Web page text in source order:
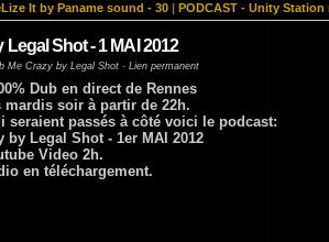
It by Paname sound - 30 | PODCAST - Unity
Shot - 1 MAI 2012
Me Crazy by Legal Shot - Lien permanent
Dub en direct de Rennes
mardis soir à partir de 22h.
seraient passés à côté voici le podcast:
by Legal Shot - 1er MAI 2012
Video 2h.
en téléchargement.